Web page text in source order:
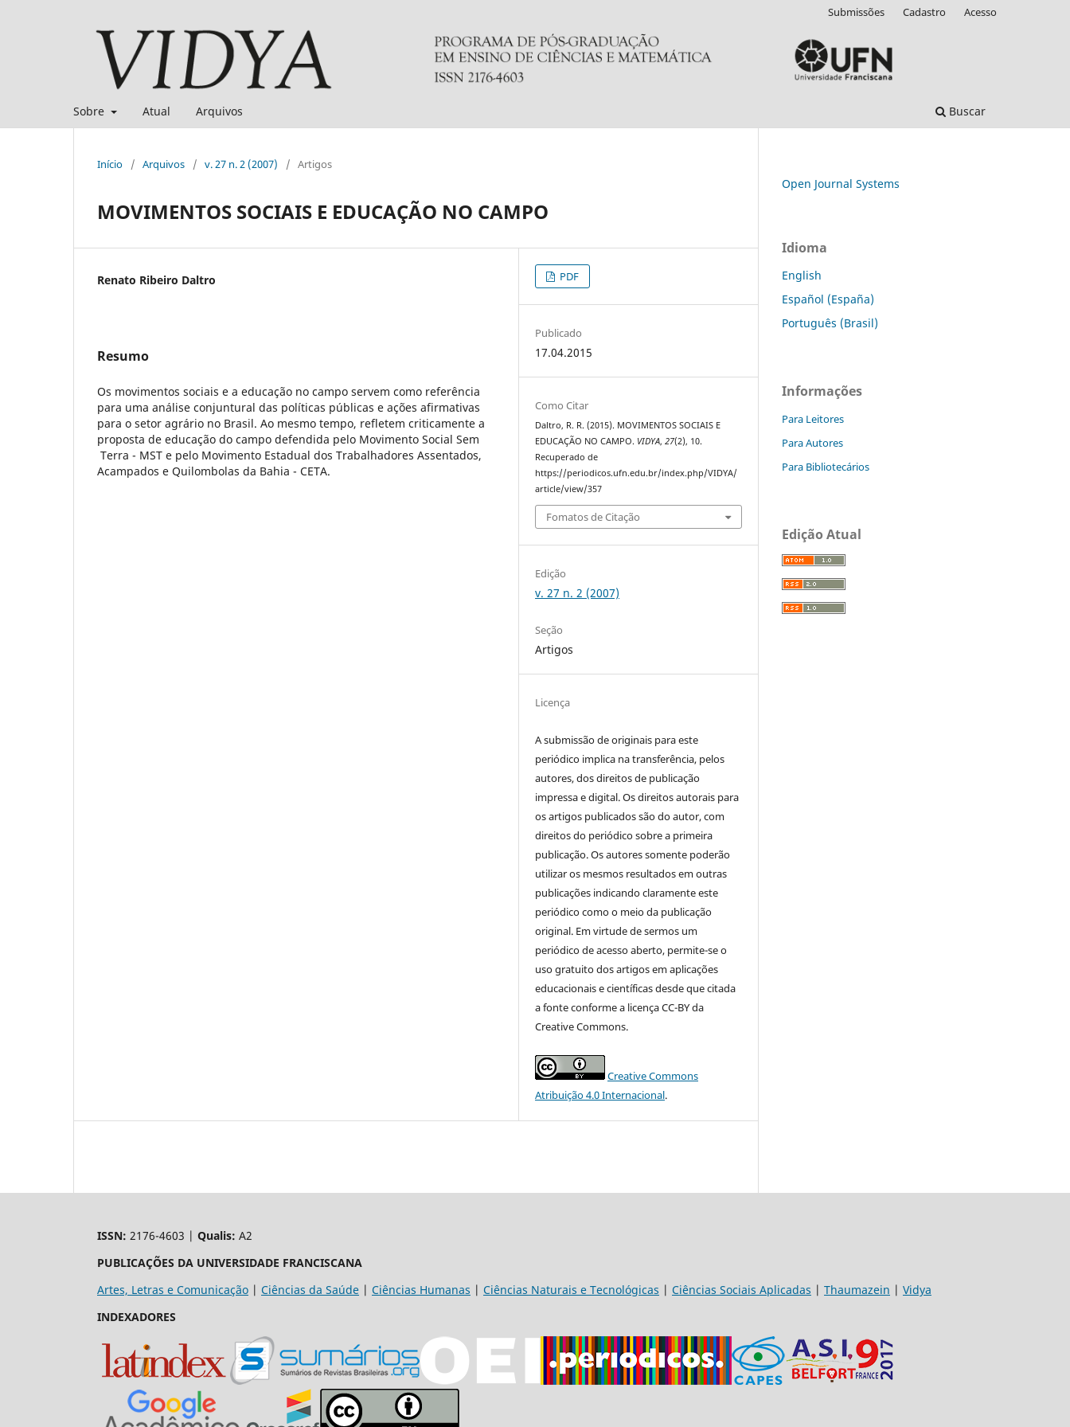
Sobre Atual Arquivos Buscar
Submissões Cadastro Acesso
Início / Arquivos / v. 27 n. 2 (2007) / Artigos
MOVIMENTOS SOCIAIS E EDUCAÇÃO NO CAMPO
Renato Ribeiro Daltro
Resumo
Os movimentos sociais e a educação no campo servem como referência
para uma análise conjuntural das políticas públicas e ações afirmativas
para o setor agrário no Brasil. Ao mesmo tempo, refletem criticamente a
proposta de educação do campo defendida pelo Movimento Social Sem
Terra - MST e pelo Movimento Estadual dos Trabalhadores Assentados,
Acampados e Quilombolas da Bahia - CETA.
PDF
Publicado
17.04.2015
Como Citar
Daltro, R. R. (2015). MOVIMENTOS SOCIAIS E
EDUCAÇÃO NO CAMPO. VIDYA,27(2), 10.
Recuperado de
https://periodicos.ufn.edu.br/index.php/VIDYA/
article/view/357
Fomatos de Citação
Edição
v. 27 n. 2 (2007)
Seção
Artigos
Licença
A submissão de originais para este
periódico implica na transferência, pelos
autores, dos direitos de publicação
impressa e digital. Os direitos autorais para
os artigos publicados são do autor, com
direitos do periódico sobre a primeira
publicação. Os autores somente poderão
utilizar os mesmos resultados em outras
publicações indicando claramente este
periódico como o meio da publicação
original. Em virtude de sermos um
periódico de acesso aberto, permite-se o
uso gratuito dos artigos em aplicações
educacionais e científicas desde que citada
a fonte conforme a licença CC-BY da
Creative Commons.
Creative Commons
Atribuição 4.0 Internacional.
Open Journal Systems
Idioma
English
Español (España)
Português (Brasil)
Informações
Para Leitores
Para Autores
Para Bibliotecários
Edição Atual
ISSN: 2176-4603 | Qualis: A2
PUBLICAÇÕES DA UNIVERSIDADE FRANCISCANA
Artes, Letras e Comunicação | Ciências da Saúde | Ciências Humanas | Ciências Naturais e Tecnológicas | Ciências Sociais Aplicadas | Thaumazein | Vidya
INDEXADORES